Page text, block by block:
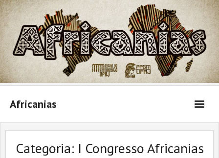
Skip
to
content
Africanias
Categoria: I Congresso Africanias